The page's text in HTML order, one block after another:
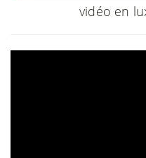
vidéo en